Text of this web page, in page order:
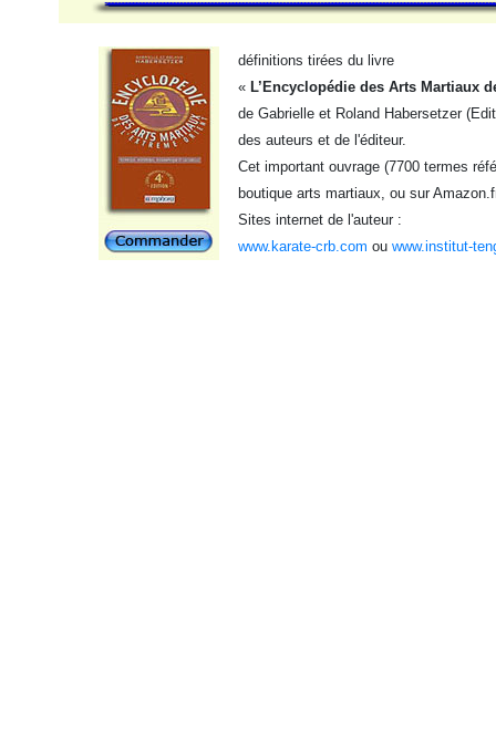
définitions tirées du livre
« L’Encyclopédie des Arts Martiaux
de Gabrielle et Roland Habersetzer
des auteurs et de l'éditeur.
Cet important ouvrage (7700 termes
boutique arts martiaux, ou sur
Sites internet de l'auteur :
www.karate-crb.com ou www.institut-